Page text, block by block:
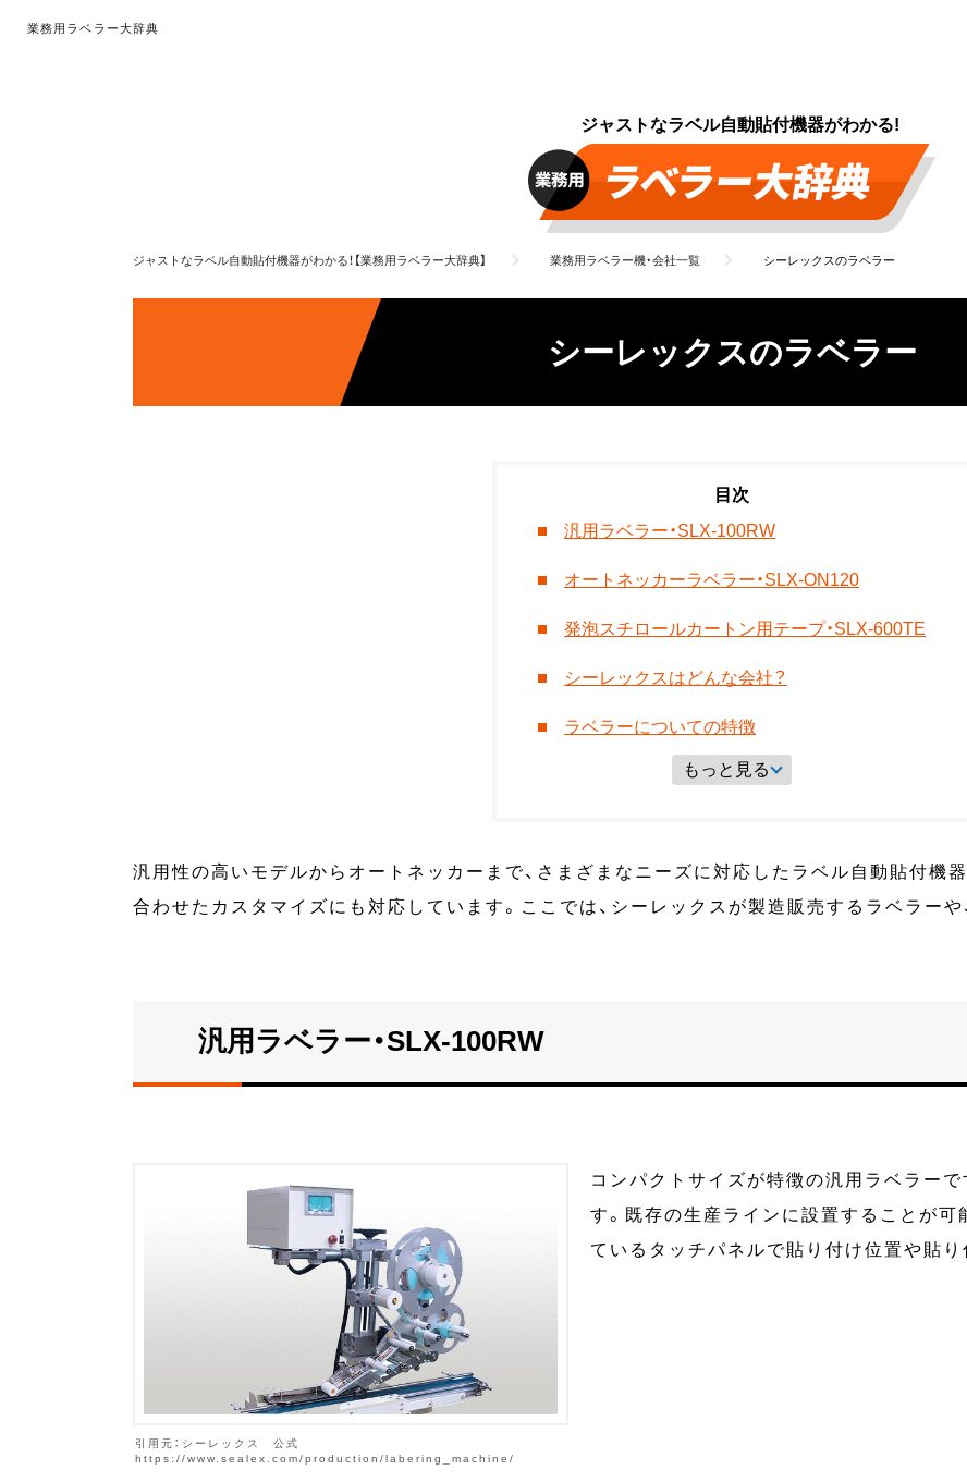
業務用ラベラー大辞典
ジャストなラベル自動貼付機器がわかる!
ジャストなラベル自動貼付機器がわかる！【業務用ラベラー大辞典】 業務用ラベラー機・会社一覧 シーレックスのラベラー
シーレックスのラベラー
汎用ラベラー・SLX-100RW
オートネッカーラベラー・SLX-ON120
発泡スチロールカートン用テープ・SLX-600TE
シーレックスはどんな会社？
ラベラーについての特徴
もっと見る
汎用性の高いモデルからオートネッカーまで、さまざまなニーズに対応したラベル自動貼付機
合わせたカスタマイズにも対応しています。ここでは、シーレックスが製造販売するラベラーや
汎用ラベラー・SLX-100RW
引用元：シーレックス 公式
https://www.sealex.com/production/labering_machine/
コンパクトサイズが特徴の汎用ラベラー
す。既存の生産ラインに設置することが可
ているタッチパネルで貼り付け位置や貼り